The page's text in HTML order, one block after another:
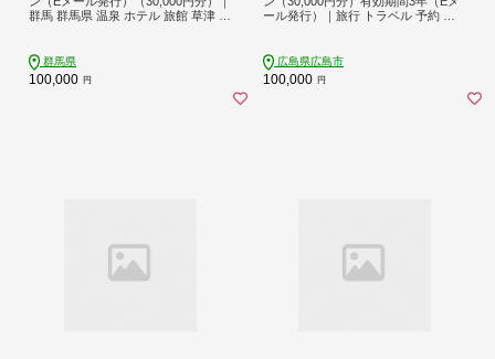
群馬 群馬県 温泉 ホテル 旅館 草津 伊
群馬県
100,000 円
ール発行）｜旅行 トラベル 予約 国
ット 子供 子連れ カップル 家族 人気
おすすめ 旅行クーポン 店頭 オンラ
イン ネット予約 電話 有効期間3年
広島県広島市
100,000 円